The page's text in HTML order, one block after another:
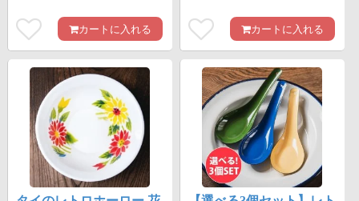
カートに入れる カートに入れる